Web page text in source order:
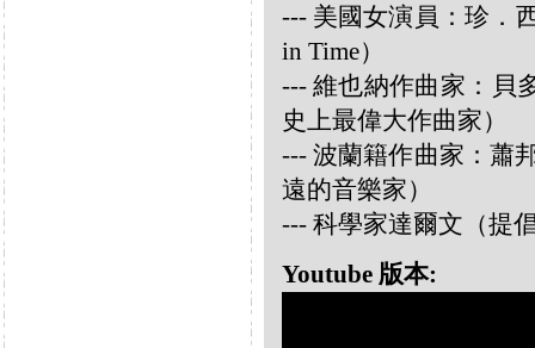
--- 美國女演員：珍．
in Time）
--- 維也納作曲家：貝
史上最偉大作曲家）
--- 波蘭籍作曲家：蕭
遠的音樂家）
--- 科學家達爾文（提
Youtube 版本: